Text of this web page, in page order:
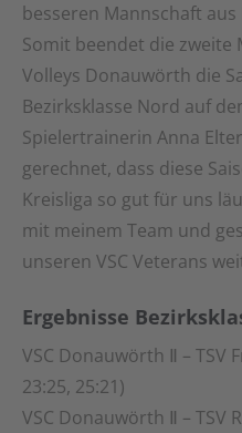
besseren Mannschaft
Somit beendet die zweite
Volleys Donauwörth die
Bezirksklasse Nord auf
Spielertrainerin Anna
gerechnet, dass diese
Kreisliga so gut für uns
mit meinem Team und
unseren VSC Veterans
Ergebnisse
VSC Donauwörth Ⅱ – TSV
23:25, 25:21)
VSC Donauwörth Ⅱ – TSV